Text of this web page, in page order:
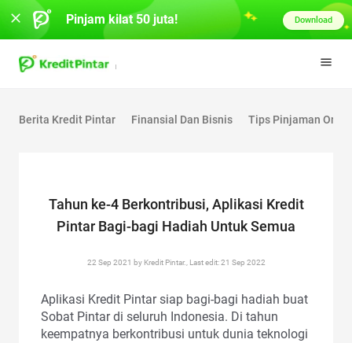
Berita Kredit Pintar Finansial Dan Bisnis Tips Pinjaman
Tahun ke-4 Berkontribusi, Aplikasi Kredit
Pintar Bagi-bagi Hadiah Untuk Semua
22 Sep 2021 by Kredit Pintar., Last edit: 21 Sep 2022
Aplikasi Kredit Pintar siap bagi-bagi hadiah buat
Sobat Pintar di seluruh Indonesia. Di tahun
keempatnya berkontribusi untuk dunia teknologi
Pinjam kilat 50 juta! Download